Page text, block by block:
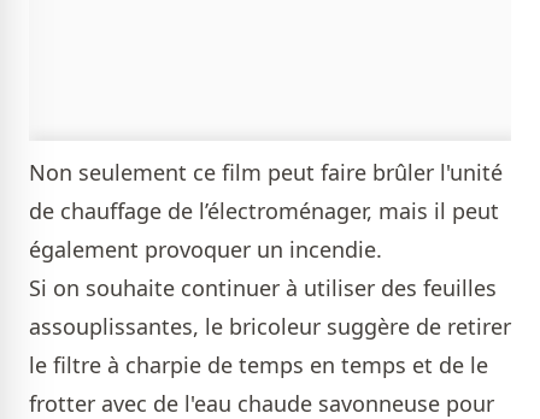
Non seulement ce film peut faire brûler l'unité
de chauffage de l’électroménager, mais il peut
également provoquer un incendie.
Si on souhaite continuer à utiliser des feuilles
assouplissantes, le bricoleur suggère de retirer
le filtre à charpie de temps en temps et de le
frotter avec de l'eau chaude savonneuse pour